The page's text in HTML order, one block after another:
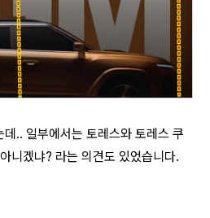
.. 일부에서는 토레스와 토레스 쿠
니겠냐? 라는 의견도 있었습니다.